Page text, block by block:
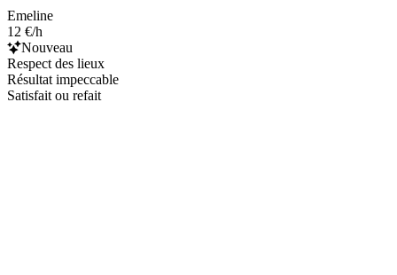
Emeline
12 €/h
Nouveau
Respect des lieux
Résultat impeccable
Satisfait ou refait